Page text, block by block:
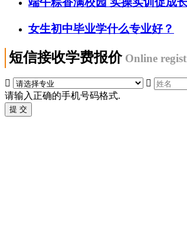
女生初中毕业学什么专业好？
短信接收学费报价 Online
 
请输入正确的手机号码格式.